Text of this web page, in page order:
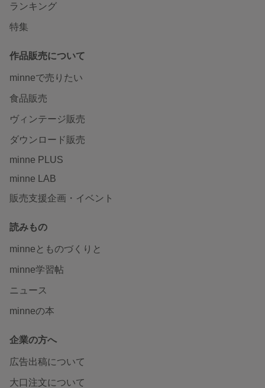
ランキング
特集
作品販売について
minneで売りたい
食品販売
ヴィンテージ販売
ダウンロード販売
minne PLUS
minne LAB
販売支援企画・イベント
読みもの
minneとものづくりと
minne学習帖
ニュース
minneの本
企業の方へ
広告出稿について
大口注文について